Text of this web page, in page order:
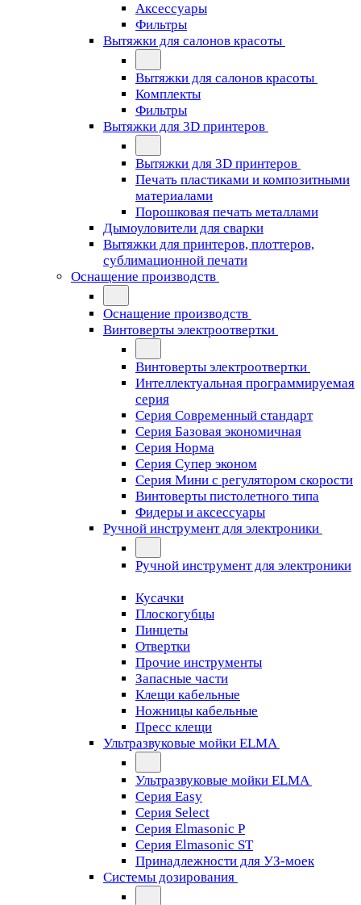
Аксессуары
Фильтры
Вытяжки для салонов красоты
Вытяжки для салонов красоты
Комплекты
Фильтры
Вытяжки для 3D принтеров
Вытяжки для 3D принтеров
Печать пластиками и композитными
материалами
Порошковая печать металлами
Дымоуловители для сварки
Вытяжки для принтеров, плоттеров,
сублимационной печати
Оснащение производств
Оснащение производств
Винтоверты электроотвертки
Винтоверты электроотвертки
Интеллектуальная программируемая
серия
Серия Современный стандарт
Серия Базовая экономичная
Серия Норма
Серия Cупер эконом
Серия Мини с регулятором скорости
Винтоверты пистолетного типа
Фидеры и аксессуары
Ручной инструмент для электроники
Ручной инструмент для электроники
Кусачки
Плоскогубцы
Пинцеты
Отвертки
Прочие инструменты
Запасные части
Клещи кабельные
Ножницы кабельные
Пресс клещи
Ультразвуковые мойки ELMA
Ультразвуковые мойки ELMA
Серия Easy
Серия Select
Серия Elmasonic P
Серия Elmasonic ST
Принадлежности для УЗ-моек
Системы дозирования